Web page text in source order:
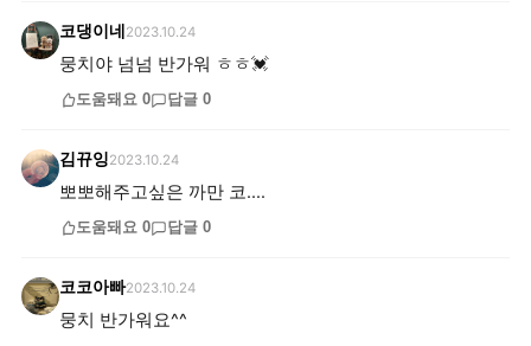
코댕이네 2023.10.24
뭉치야 넘넘 반가워 ㅎㅎ💓
도움돼요 0 답글 0
김뀨잉2023.10.24
뽀뽀해주고싶은 까만 코....
도움돼요 0 답글 0
코코아빠2023.10.24
뭉치 반가워요^^